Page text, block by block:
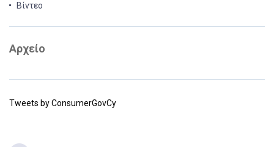
Βίντεο
Αρχείο
Tweets by ConsumerGovCy